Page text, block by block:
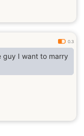
0.3
guy I want to marry